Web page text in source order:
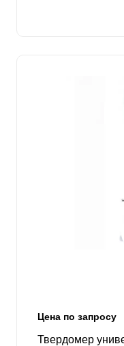
Цена по запросу
Твердомер